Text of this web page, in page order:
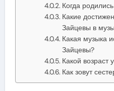
Когда
Какие
Зайцевы в
Какая музыка
Зайцевы?
Какой возраст
Как зовут